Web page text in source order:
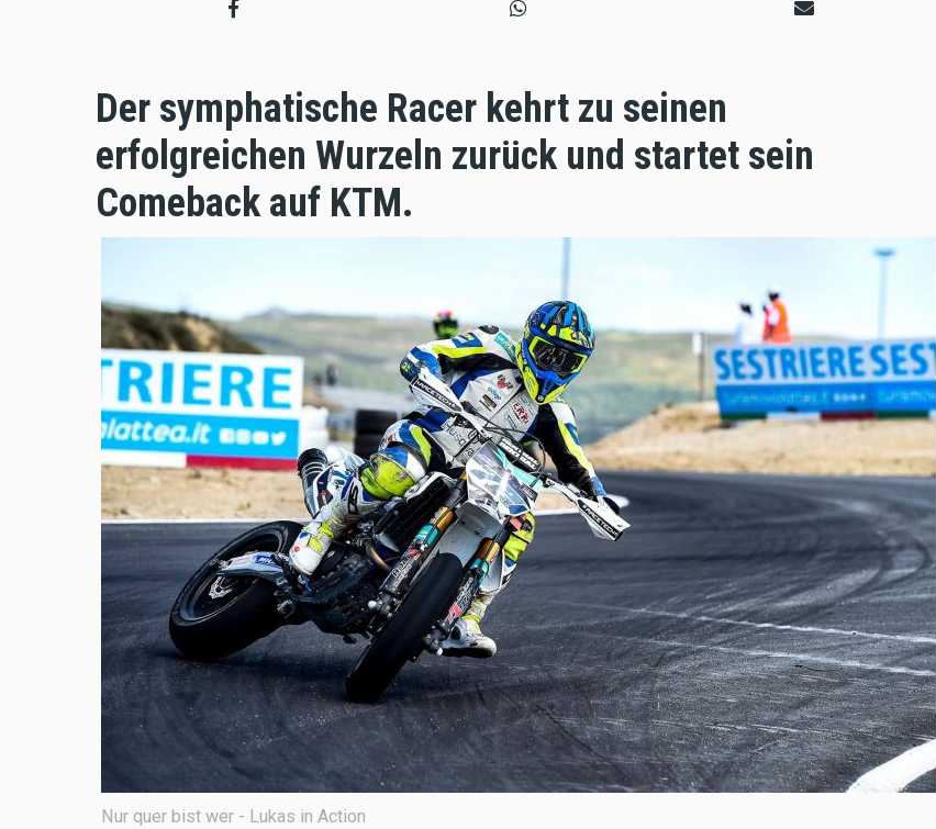
Der symphatische Racer kehrt zu seinen
erfolgreichen Wurzeln zurück und startet sein
Comeback auf KTM.
Nur quer bist wer - Lukas in Action